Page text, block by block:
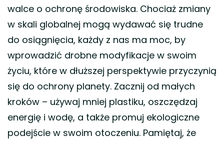
walce o ochronę środowiska. Chociaż zmiany
w skali globalnej mogą wydawać się trudne
do osiągnięcia, każdy z nas ma moc, by
wprowadzić drobne modyfikacje w swoim
życiu, które w dłuższej perspektywie przyczynią
się do ochrony planety. Zacznij od małych
kroków – używaj mniej plastiku, oszczędzaj
energię i wodę, a także promuj ekologiczne
podejście w swoim otoczeniu. Pamiętaj, że